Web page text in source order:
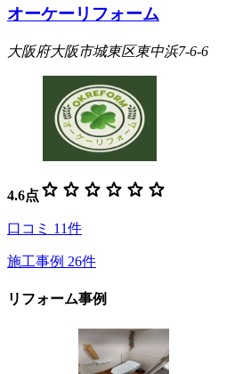
オーケーリフォーム
大阪府大阪市城東区東中浜7-6-6
4.6点 star star star star star star
口コミ 11件
施工事例 26件
リフォーム事例